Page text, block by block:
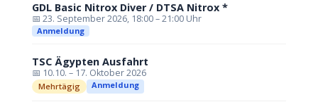
GDL Basic Nitrox Diver / DTSA Nitrox *
📅 23. September 2026, 18:00 – 21:00 Uhr
Anmeldung
TSC Ägypten Ausfahrt
📅 10.10. – 17. Oktober 2026
Mehrtägig Anmeldung